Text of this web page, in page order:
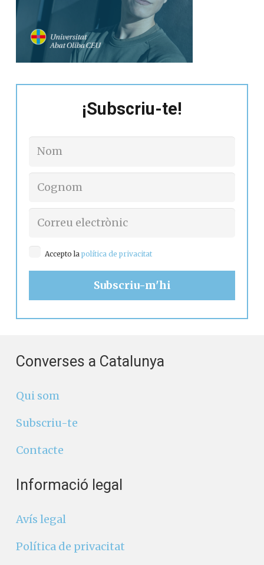
¡Subscriu-te!
Accepto la política de privacitat
Converses a Catalunya
Qui som
Subscriu-te
Contacte
Informació legal
Avís legal
Política de privacitat